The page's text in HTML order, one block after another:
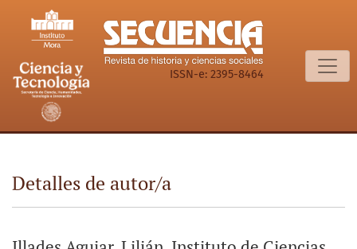
Detalles de autor/a
ISSN-e: 2395-8464
Detalles de autor/a